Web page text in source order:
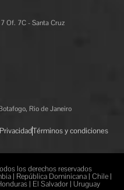
Of. 7C - Santa Cruz
Rio de Janeiro
Términos y condiciones
los derechos reservados
| República Dominicana | Chile |
| El Salvador | Uruguay